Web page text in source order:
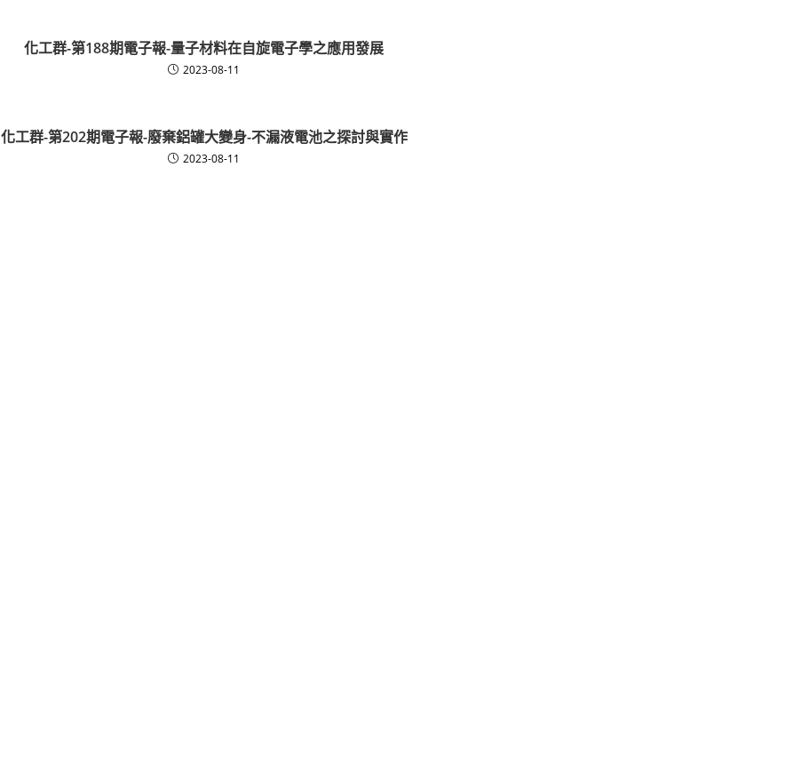
化工群-第188期電子報-量子材料在自旋電子學之應用發展
2023-08-11
化工群-第202期電子報-廢棄鋁罐大變身-不漏液電池之探討與實作
2023-08-11